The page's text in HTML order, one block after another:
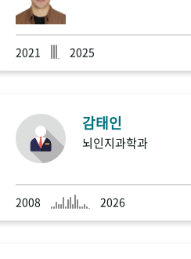
2021 2025
감태인
뇌인지과학과
2008 2026